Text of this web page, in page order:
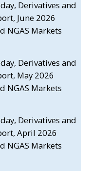
Derivatives and
June 2026
NGAS Markets
Derivatives and
May 2026
NGAS Markets
Derivatives and
April 2026
NGAS Markets